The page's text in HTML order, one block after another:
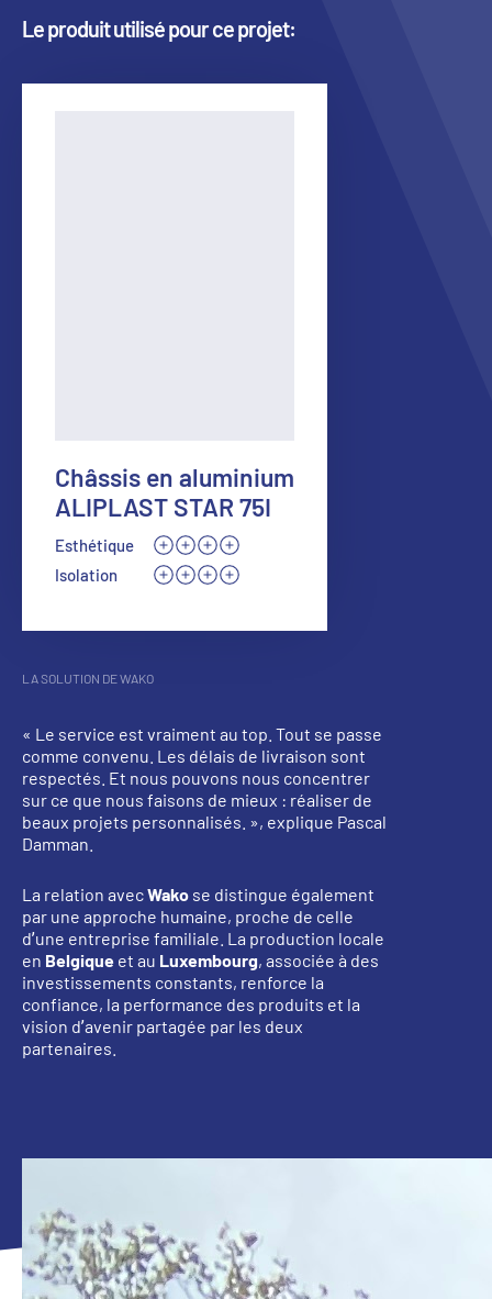
Le produit utilisé pour ce projet:
Châssis en aluminium
ALIPLAST STAR 75I
Esthétique
Isolation
LA SOLUTION DE WAKO
« Le service est vraiment au top. Tout se passe
comme convenu. Les délais de livraison sont
respectés. Et nous pouvons nous concentrer
sur ce que nous faisons de mieux : réaliser de
beaux projets personnalisés. », explique Pascal
Damman.
La relation avecWako se distingue également
par une approche humaine, proche de celle
d’une entreprise familiale. La production locale
en Belgique et au Luxembourg, associée à des
investissements constants, renforce la
confiance, la performance des produits et la
vision d’avenir partagée par les deux
partenaires.